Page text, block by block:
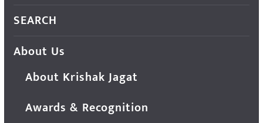
SEARCH
About Us
About Krishak Jagat
Awards & Recognition